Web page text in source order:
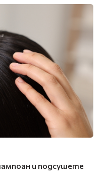
и подсушете